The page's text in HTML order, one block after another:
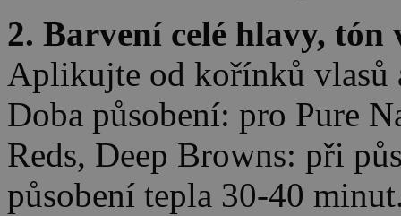
2. Barvení celé hlavy,
Aplikujte od kořínků vlasů
Doba působení: pro Pure
Reds, Deep Browns: při
působení tepla 30-40